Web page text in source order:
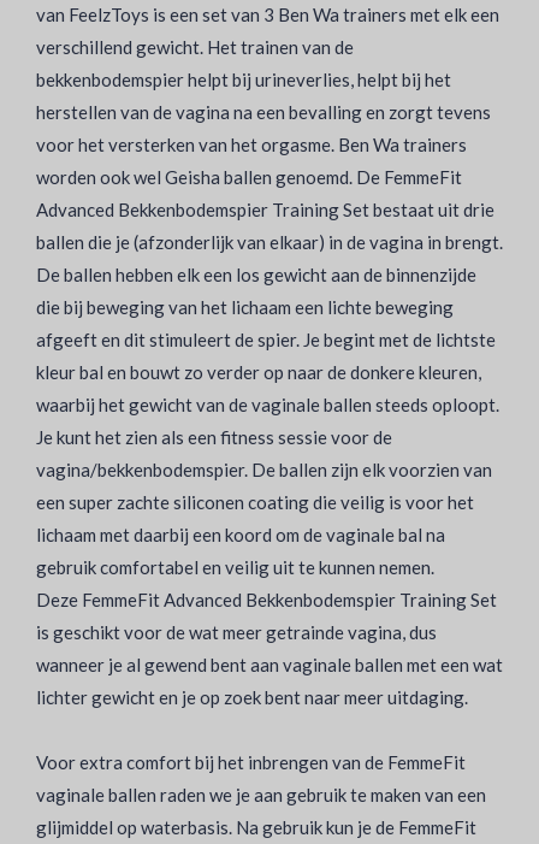
van FeelzToys is een set van 3 Ben Wa trainers met elk een
verschillend gewicht. Het trainen van de
bekkenbodemspier helpt bij urineverlies, helpt bij het
herstellen van de vagina na een bevalling en zorgt tevens
voor het versterken van het orgasme. Ben Wa trainers
worden ook wel Geisha ballen genoemd. De FemmeFit
Advanced Bekkenbodemspier Training Set bestaat uit drie
ballen die je (afzonderlijk van elkaar) in de vagina in brengt.
De ballen hebben elk een los gewicht aan de binnenzijde
die bij beweging van het lichaam een lichte beweging
afgeeft en dit stimuleert de spier. Je begint met de lichtste
kleur bal en bouwt zo verder op naar de donkere kleuren,
waarbij het gewicht van de vaginale ballen steeds oploopt.
Je kunt het zien als een fitness sessie voor de
vagina/bekkenbodemspier. De ballen zijn elk voorzien van
een super zachte siliconen coating die veilig is voor het
lichaam met daarbij een koord om de vaginale bal na
gebruik comfortabel en veilig uit te kunnen nemen.
Deze FemmeFit Advanced Bekkenbodemspier Training Set
is geschikt voor de wat meer getrainde vagina, dus
wanneer je al gewend bent aan vaginale ballen met een wat
lichter gewicht en je op zoek bent naar meer uitdaging.
Voor extra comfort bij het inbrengen van de FemmeFit
vaginale ballen raden we je aan gebruik te maken van een
glijmiddel op waterbasis. Na gebruik kun je de FemmeFit